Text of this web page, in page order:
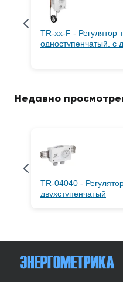
TR-xx-F - Регулятор
одноступенчатый, с
Недавно
TR-04040 -
двухступенчатый